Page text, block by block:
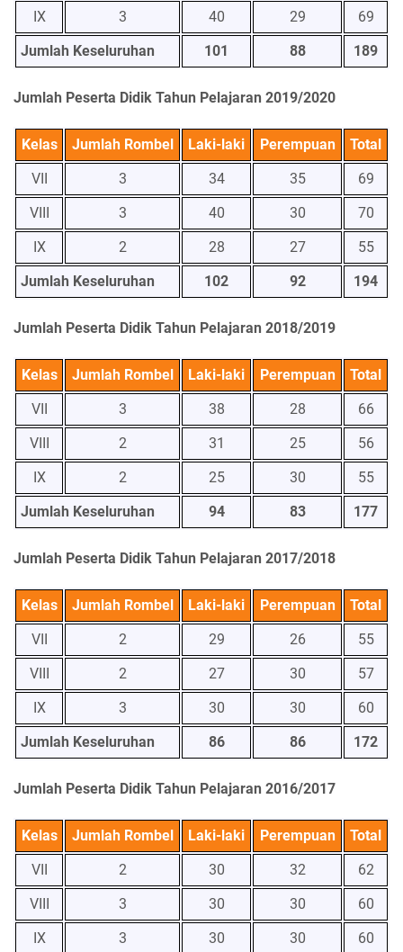
IX
3 40 29
69
Jumlah Keseluruhan
101 88 189
Jumlah Peserta Didik Tahun Pelajaran 2019/2020
Kelas Jumlah Rombel Laki-laki Perempuan
Total
VII
3 34 35
69
VIII
3 40 30
70
IX
2 28 27
55
Jumlah Keseluruhan
102 92 194
Jumlah Peserta Didik Tahun Pelajaran 2018/2019
Kelas Jumlah Rombel Laki-laki Perempuan
Total
VII
3 38 28
66
VIII
2 31 25
56
IX
2 25 30
55
Jumlah Keseluruhan
94 83 177
Jumlah Peserta Didik Tahun Pelajaran 2017/2018
Kelas Jumlah Rombel Laki-laki Perempuan
Total
VII
2 29 26
55
VIII
2 27 30
57
IX
3 30 30
60
Jumlah Keseluruhan
86 86 172
Jumlah Peserta Didik Tahun Pelajaran 2016/2017
Kelas Jumlah Rombel Laki-laki Perempuan
Total
VII
2 30 32
62
VIII
3 30 30
60
IX
3 30 30
60